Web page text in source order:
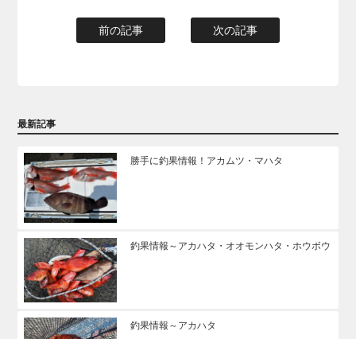
前の記事 次の記事
最新記事
勝手に釣果情報！アカムツ・マハタ
釣果情報～アカハタ・オオモンハタ・ホウボウ
釣果情報～アカハタ